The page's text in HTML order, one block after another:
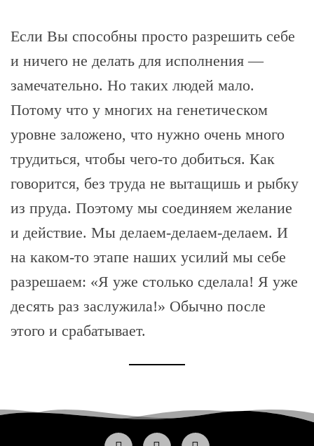
Если Вы способны просто разрешить себе
и ничего не делать для исполнения —
замечательно. Но таких людей мало.
Потому что у многих на генетическом
уровне заложено, что нужно очень много
трудиться, чтобы чего-то добиться. Как
говорится, без труда не вытащишь и рыбку
из пруда. Поэтому мы соединяем желание
и действие. Мы делаем-делаем-делаем. И
на каком-то этапе наших усилий мы себе
разрешаем: «Я уже столько сделала! Я уже
десять раз заслужила!» Обычно после
этого и срабатывает.